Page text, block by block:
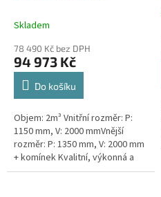
řezákem k obetonování -
Skladem
78 490 Kč bez DPH
94 973 Kč
Do košíku
Objem: 2m³ Vnitřní rozměr: P:
1150 mm, V: 2000 mmVnější
rozměr: P: 1350 mm, V: 2000 mm
+ komínek Kvalitní, výkonná a
extrémně spolehlivá